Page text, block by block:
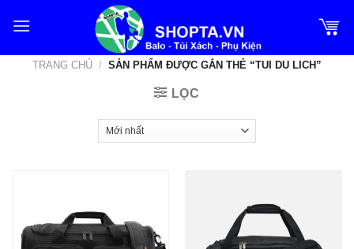
qua
TRANG CHỦ / SẢN PHẨM ĐƯỢC GẮN THẺ “TUI DU LICH”
LỌC